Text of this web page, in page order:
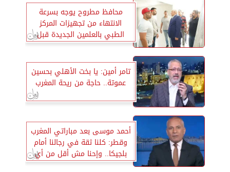
محافظ مطروح يوجه بسرعة
الانتهاء من تجهيزات المركز
الطبي بالعلمين الجديدة قبل
بداية موسم الصيف
تامر أمين: يا بخت الأهلي بحسين
عموتة.. حاجة من ريحة المغرب
أحمد موسى بعد مباراتي المغرب
وقطر: كلنا ثقة في رجالنا أمام
بلجيكا.. وإحنا مش أقل من أي
منتخب